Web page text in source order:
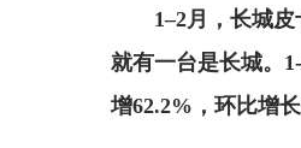
1–2月，长城
就有一台是长城。1
增62.2% ，环比增